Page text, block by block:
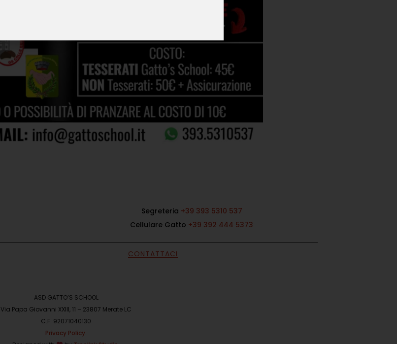
Segreteria +39 393 5310 537
Cellulare Gatto +39 392 444 5373
CONTATTACI
ASD GATTO’S SCHOOL
Via Papa Giovanni XXIII, 11 – 23807 Merate LC
C.F. 92071040130
Privacy Policy.